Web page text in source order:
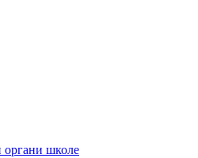
органи школе